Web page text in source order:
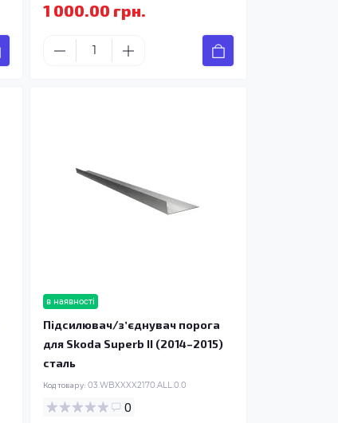
1 000.00 грн.
в наявності
Підсилювач/зʼєднувач порога
для Skoda Superb II (2014–2015)
сталь
Код товару: 03.WBXXXX2170.ALL.0.0
0